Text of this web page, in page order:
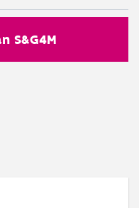
S&G4M